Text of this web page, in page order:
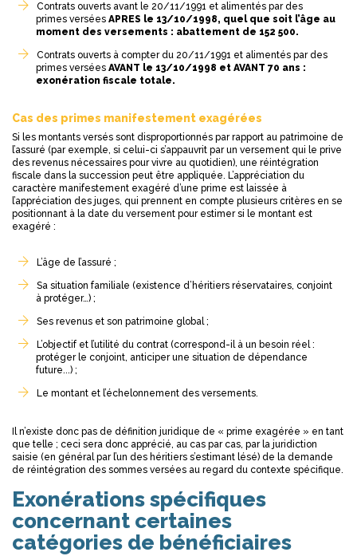
Contrats ouverts avant le 20/11/1991 et alimentés par des
primes versées APRES le 13/10/1998, quel que soit l’âge au
moment des versements : abattement de 152 500.
Contrats ouverts à compter du 20/11/1991 et alimentés par des
primes versées AVANT le 13/10/1998 et AVANT 70 ans :
exonération fiscale totale.
Cas des primes manifestement exagérées
Si les montants versés sont disproportionnés par rapport au patrimoine de
l’assuré (par exemple, si celui-ci s’appauvrit par un versement qui le prive
des revenus nécessaires pour vivre au quotidien), une réintégration
fiscale dans la succession peut être appliquée. L’appréciation du
caractère manifestement exagéré d’une prime est laissée à
l’appréciation des juges, qui prennent en compte plusieurs critères en se
positionnant à la date du versement pour estimer si le montant est
exagéré :
L’âge de l’assuré ;
Sa situation familiale (existence d’héritiers réservataires, conjoint
à protéger…) ;
Ses revenus et son patrimoine global ;
L’objectif et l’utilité du contrat (correspond-il à un besoin réel :
protéger le conjoint, anticiper une situation de dépendance
future...) ;
Le montant et l’échelonnement des versements.
Il n’existe donc pas de définition juridique de « prime exagérée » en tant
que telle ; ceci sera donc apprécié, au cas par cas, par la juridiction
saisie (en général par l’un des héritiers s’estimant lésé) de la demande
de réintégration des sommes versées au regard du contexte spécifique.
Exonérations spécifiques
concernant certaines
catégories de bénéficiaires